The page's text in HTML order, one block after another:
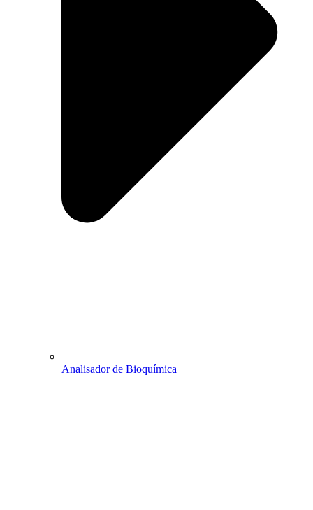
Analisador de Bioquímica